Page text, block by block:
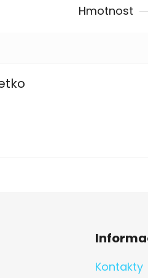
Hmotnost
obchodu je 5 z 5 hvězdiček.
Kontakty